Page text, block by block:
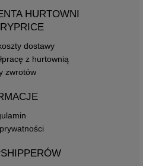
HURTOWNI
dostawy
z hurtownią
zwrotów